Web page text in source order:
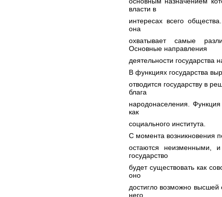
власти в
интересах всего
она
охватывает самые
Основные направления
деятельности государства
В функциях государства
отводится государству в
блага
народонаселения.
как
социального института.
С момента возникновения
остаются неизменными,
государство
будет существовать как
оно
достигло возможно высшей
него